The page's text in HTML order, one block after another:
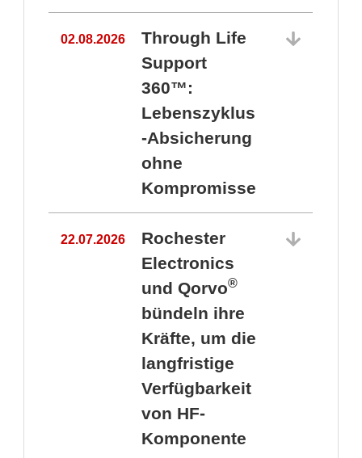
02.08.2026
Through Life
Support
360™:
Lebenszyklus
-Absicherung
ohne
Kompromisse
22.07.2026
Rochester
Electronics
und Qorvo®
bündeln ihre
Kräfte, um die
langfristige
Verfügbarkeit
von HF-
Komponente